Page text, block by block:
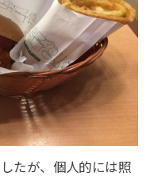
たが、個人的には照